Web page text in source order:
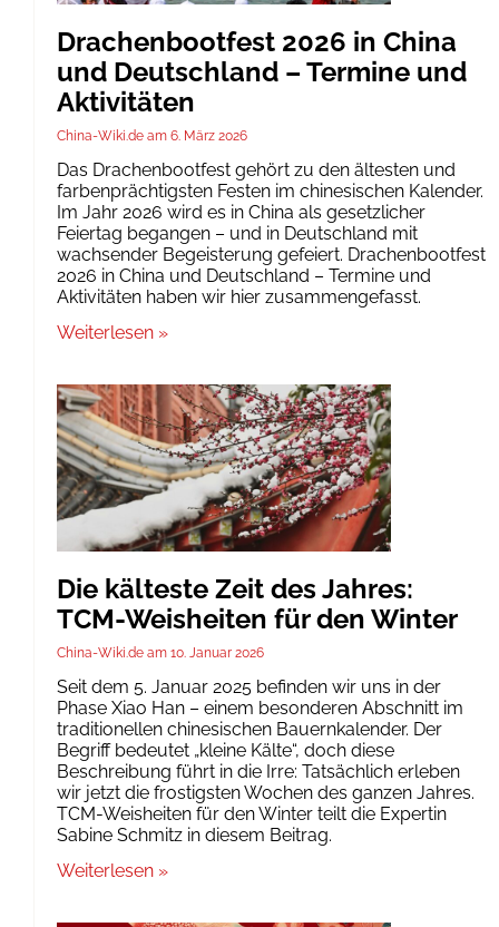
Drachenbootfest 2026 in China
und Deutschland – Termine und
Aktivitäten
China-Wiki.de 6. März 2026
Das Drachenbootfest gehört zu den ältesten und
farbenprächtigsten Festen im chinesischen Kalender.
Im Jahr 2026 wird es in China als gesetzlicher
Feiertag begangen – und in Deutschland mit
wachsender Begeisterung gefeiert. Drachenbootfest
2026 in China und Deutschland – Termine und
Aktivitäten haben wir hier zusammengefasst.
Weiterlesen »
Die kälteste Zeit des Jahres:
TCM-Weisheiten für den Winter
China-Wiki.de 10. Januar 2026
Seit dem 5. Januar 2025 befinden wir uns in der
Phase Xiao Han – einem besonderen Abschnitt im
traditionellen chinesischen Bauernkalender. Der
Begriff bedeutet „kleine Kälte“, doch diese
Beschreibung führt in die Irre: Tatsächlich erleben
wir jetzt die frostigsten Wochen des ganzen Jahres.
TCM-Weisheiten für den Winter teilt die Expertin
Sabine Schmitz in diesem Beitrag.
Weiterlesen »